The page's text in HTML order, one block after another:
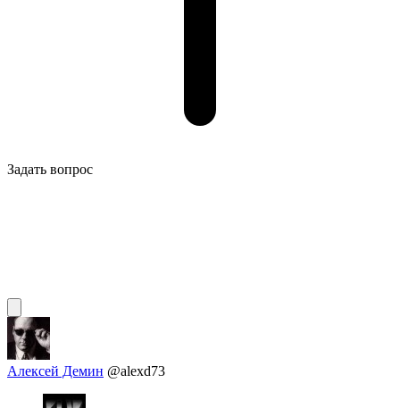
Задать вопрос
Алексей Демин @alexd73